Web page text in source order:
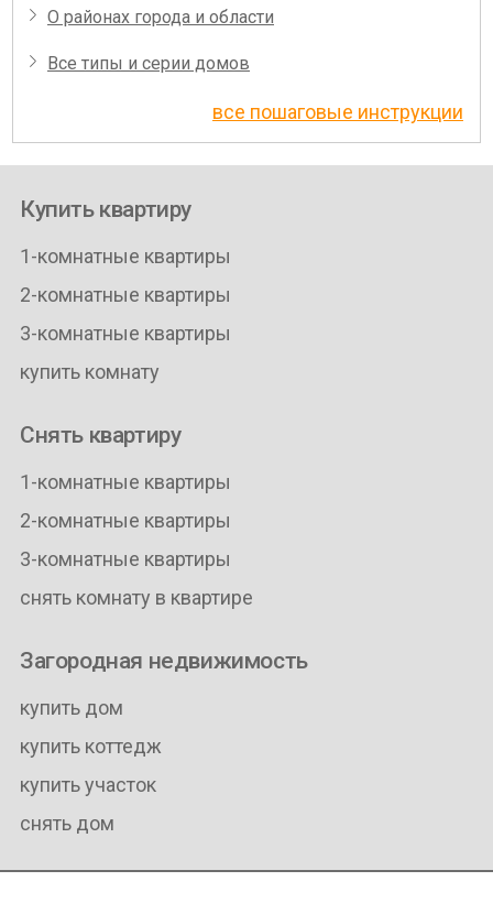
О районах города и области
Все типы и серии домов
все пошаговые инструкции
Купить квартиру
1-комнатные квартиры
2-комнатные квартиры
3-комнатные квартиры
купить комнату
Снять квартиру
1-комнатные квартиры
2-комнатные квартиры
3-комнатные квартиры
снять комнату в квартире
Загородная недвижимость
купить дом
купить коттедж
купить участок
снять дом